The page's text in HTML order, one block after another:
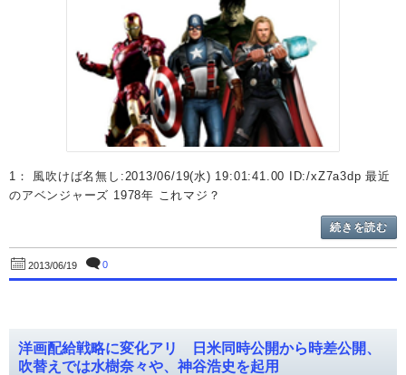
1： 風吹けば名無し:2013/06/19(水) 19:01:41.00 ID:/xZ7a3dp 最近
のアベンジャーズ 1978年 これマジ？
続きを読む
2013/06/19 0
洋画配給戦略に変化アリ 日米同時公開から時差公開、
吹替えでは水樹奈々や、神谷浩史を起用